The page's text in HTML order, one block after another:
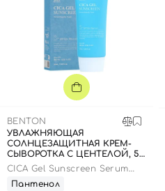
BENTON
УВЛАЖНЯЮЩАЯ
СОЛНЦЕЗАЩИТНАЯ КРЕМ-
СЫВОРОТКА С ЦЕНТЕЛОЙ, 50
МЛ
CICA Gel Sunscreen Serum
SPF50/PA++++
Пантенол